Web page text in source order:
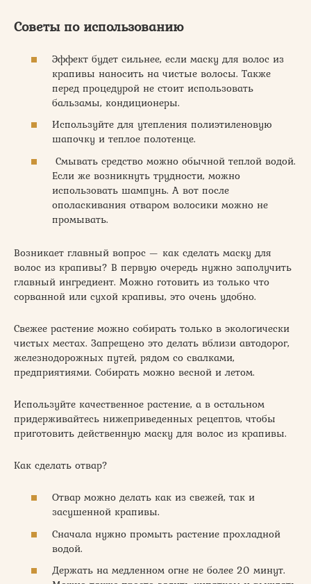
Советы по использованию
Эффект будет сильнее, если маску для волос из
крапивы наносить на чистые волосы. Также
перед процедурой не стоит использовать
бальзамы, кондиционеры.
Используйте для утепления полиэтиленовую
шапочку и теплое полотенце.
Смывать средство можно обычной теплой водой.
Если же возникнуть трудности, можно
использовать шампунь. А вот после
ополаскивания отваром волосики можно не
промывать.
Возникает главный вопрос — как сделать маску для
волос из крапивы? В первую очередь нужно заполучить
главный ингредиент. Можно готовить из только что
сорванной или сухой крапивы, это очень удобно.
Свежее растение можно собирать только в экологически
чистых местах. Запрещено это делать вблизи автодорог,
железнодорожных путей, рядом со свалками,
предприятиями. Собирать можно весной и летом.
Используйте качественное растение, а в остальном
придерживайтесь нижеприведенных рецептов, чтобы
приготовить действенную маску для волос из крапивы.
Как сделать отвар?
Отвар можно делать как из свежей, так и
засушенной крапивы.
Сначала нужно промыть растение прохладной
водой.
Держать на медленном огне не более 20 минут.